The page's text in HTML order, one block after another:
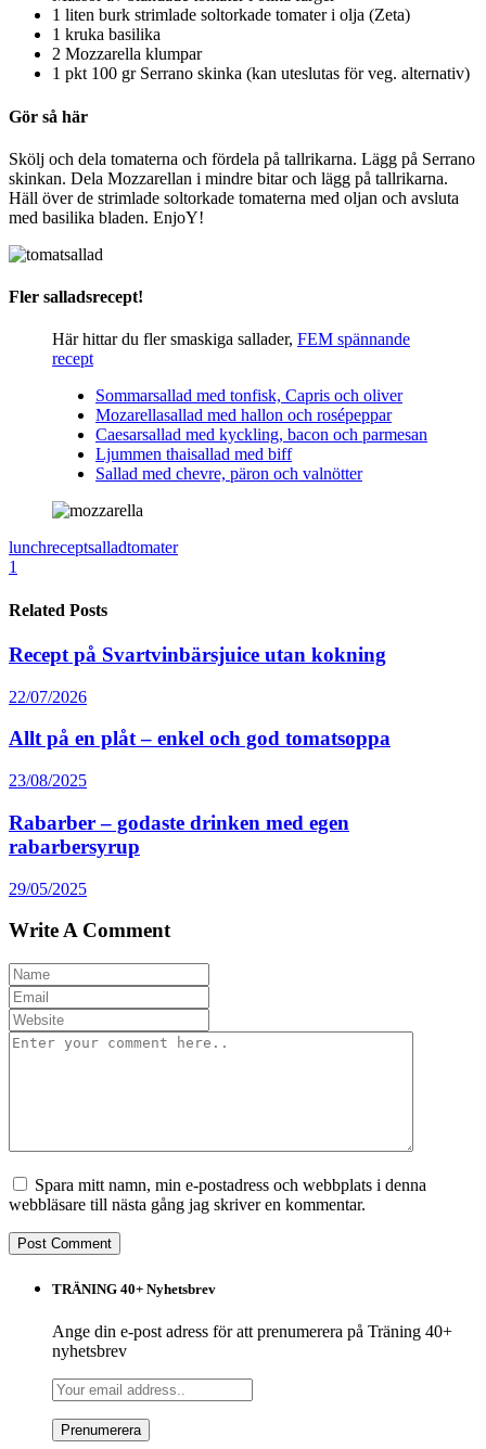
1 liten burk strimlade soltorkade tomater i olja (Zeta)
1 kruka basilika
2 Mozzarella klumpar
1 pkt 100 gr Serrano skinka (kan uteslutas för veg. alternativ)
Gör så här
Skölj och dela tomaterna och fördela på tallrikarna. Lägg på Serrano
skinkan. Dela Mozzarellan i mindre bitar och lägg på tallrikarna.
Häll över de strimlade soltorkade tomaterna med oljan och avsluta
med basilika bladen. EnjoY!
Fler salladsrecept!
Här hittar du fler smaskiga sallader, FEM spännande
recept
Sommarsallad med tonfisk, Capris och oliver
Mozarellasallad med hallon och rosépeppar
Caesarsallad med kyckling, bacon och parmesan
Ljummen thaisallad med biff
Sallad med chevre, päron och valnötter
lunchreceptsalladtomater
1
Related Posts
Recept på Svartvinbärsjuice utan kokning
22/07/2026
Allt på en plåt – enkel och god tomatsoppa
23/08/2025
Rabarber – godaste drinken med egen
rabarbersyrup
29/05/2025
Write A Comment
Spara mitt namn, min e-postadress och webbplats i denna
webbläsare till nästa gång jag skriver en kommentar.
TRÄNING 40+ Nyhetsbrev
Ange din e-post adress för att prenumerera på Träning 40+
nyhetsbrev